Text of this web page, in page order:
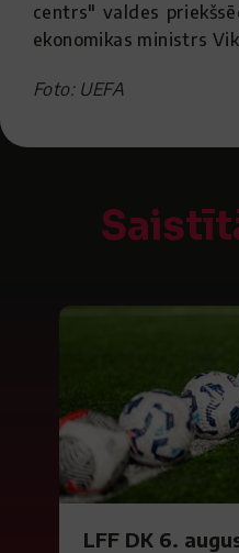
centrs" valdes
ekonomikas ministrs
Foto: UEFA
LFF DK 6.